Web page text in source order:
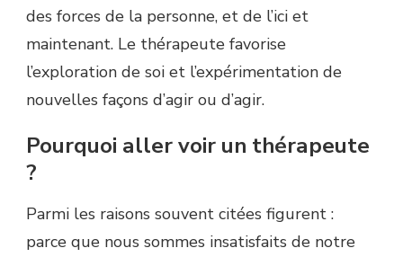
des forces de la personne, et de l’ici et
maintenant. Le thérapeute favorise
l’exploration de soi et l’expérimentation de
nouvelles façons d’agir ou d’agir.
Pourquoi aller voir un thérapeute
?
Parmi les raisons souvent citées figurent :
parce que nous sommes insatisfaits de notre